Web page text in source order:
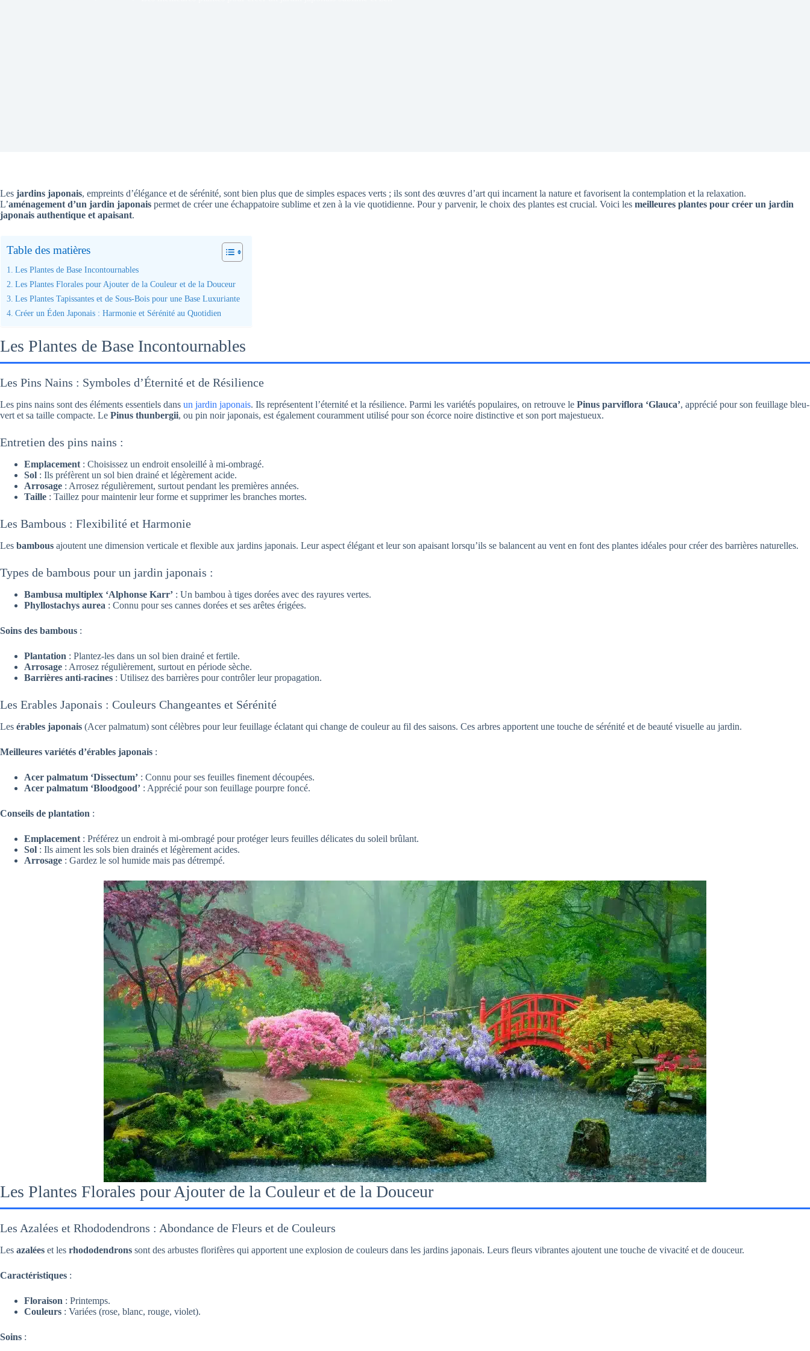
Les jardins japonais, empreints d’élégance et de sérénité, sont bien plus que de simples espaces verts ; ils sont des œuvres d’art qui incarnent la nature et favorisent la contemplation et la relaxation.
L’aménagement d’un jardin japonais permet de créer une échappatoire sublime et zen à la vie quotidienne. Pour y parvenir, le choix des plantes est crucial. Voici les meilleures plantes pour créer un jardin
japonais authentique et apaisant.
Table des matières
Les Plantes de Base Incontournables
Les Plantes Florales pour Ajouter de la Couleur et de la Douceur
Les Plantes Tapissantes et de Sous-Bois pour une Base Luxuriante
Créer un Éden Japonais : Harmonie et Sérénité au Quotidien
Les Plantes de Base Incontournables
Les Pins Nains : Symboles d’Éternité et de Résilience
Les pins nains sont des éléments essentiels dans un jardin japonais. Ils représentent l’éternité et la résilience. Parmi les variétés populaires, on retrouve le Pinus parviflora ‘Glauca’, apprécié pour son feuillage bleu-
vert et sa taille compacte. Le Pinus thunbergii, ou pin noir japonais, est également couramment utilisé pour son écorce noire distinctive et son port majestueux.
Entretien des pins nains :
Emplacement : Choisissez un endroit ensoleillé à mi-ombragé.
Sol : Ils préfèrent un sol bien drainé et légèrement acide.
Arrosage : Arrosez régulièrement, surtout pendant les premières années.
Taille : Taillez pour maintenir leur forme et supprimer les branches mortes.
Les Bambous : Flexibilité et Harmonie
Les bambous ajoutent une dimension verticale et flexible aux jardins japonais. Leur aspect élégant et leur son apaisant lorsqu’ils se balancent au vent en font des plantes idéales pour créer des barrières naturelles.
Types de bambous pour un jardin japonais :
Bambusa multiplex ‘Alphonse Karr’ : Un bambou à tiges dorées avec des rayures vertes.
Phyllostachys aurea : Connu pour ses cannes dorées et ses arêtes érigées.
Soins des bambous :
Plantation : Plantez-les dans un sol bien drainé et fertile.
Arrosage : Arrosez régulièrement, surtout en période sèche.
Barrières anti-racines : Utilisez des barrières pour contrôler leur propagation.
Les Erables Japonais : Couleurs Changeantes et Sérénité
Les érables japonais (Acer palmatum) sont célèbres pour leur feuillage éclatant qui change de couleur au fil des saisons. Ces arbres apportent une touche de sérénité et de beauté visuelle au jardin.
Meilleures variétés d’érables japonais :
Acer palmatum ‘Dissectum’ : Connu pour ses feuilles finement découpées.
Acer palmatum ‘Bloodgood’ : Apprécié pour son feuillage pourpre foncé.
Conseils de plantation :
Emplacement : Préférez un endroit à mi-ombragé pour protéger leurs feuilles délicates du soleil brûlant.
Sol : Ils aiment les sols bien drainés et légèrement acides.
Arrosage : Gardez le sol humide mais pas détrempé.
Les Plantes Florales pour Ajouter de la Couleur et de la Douceur
Les Azalées et Rhododendrons : Abondance de Fleurs et de Couleurs
Les azalées et les rhododendrons sont des arbustes florifères qui apportent une explosion de couleurs dans les jardins japonais. Leurs fleurs vibrantes ajoutent une touche de vivacité et de douceur.
Caractéristiques :
Floraison : Printemps.
Couleurs : Variées (rose, blanc, rouge, violet).
Soins :